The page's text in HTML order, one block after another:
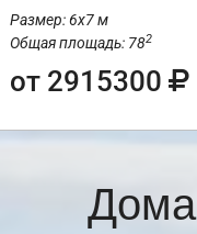
Размер: 6х7 м
Общая площадь: 782
от 2915300